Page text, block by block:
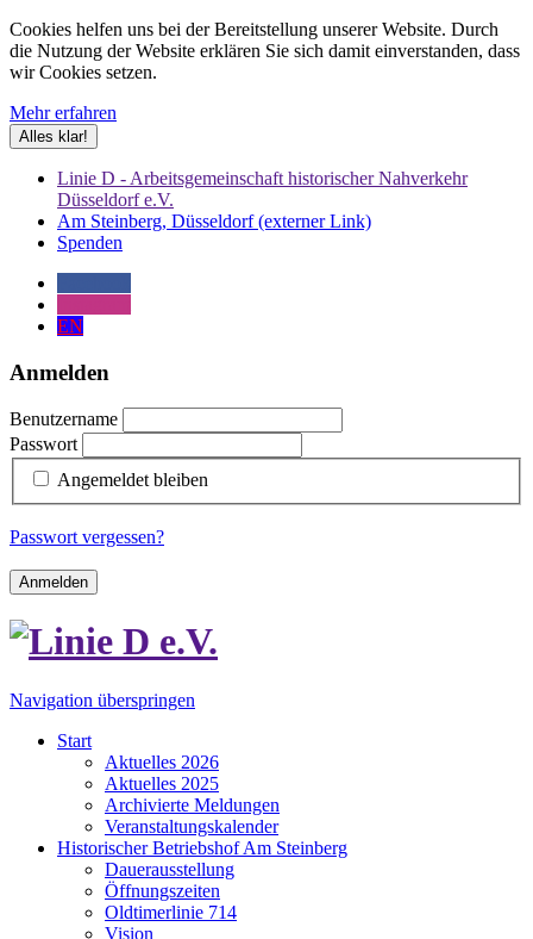
Cookies helfen uns bei der Bereitstellung unserer Website. Durch
die Nutzung der Website erklären Sie sich damit einverstanden, dass
wir Cookies setzen.
Mehr erfahren
Alles klar!
Linie D - Arbeitsgemeinschaft historischer Nahverkehr
Düsseldorf e.V.
Am Steinberg, Düsseldorf (externer Link)
Spenden
EN
Anmelden
Benutzername
Passwort
Angemeldet bleiben
Passwort vergessen?
Anmelden
Navigation überspringen
Start
Aktuelles 2026
Aktuelles 2025
Archivierte Meldungen
Veranstaltungskalender
Historischer Betriebshof Am Steinberg
Dauerausstellung
Öffnungszeiten
Oldtimerlinie 714
Vision